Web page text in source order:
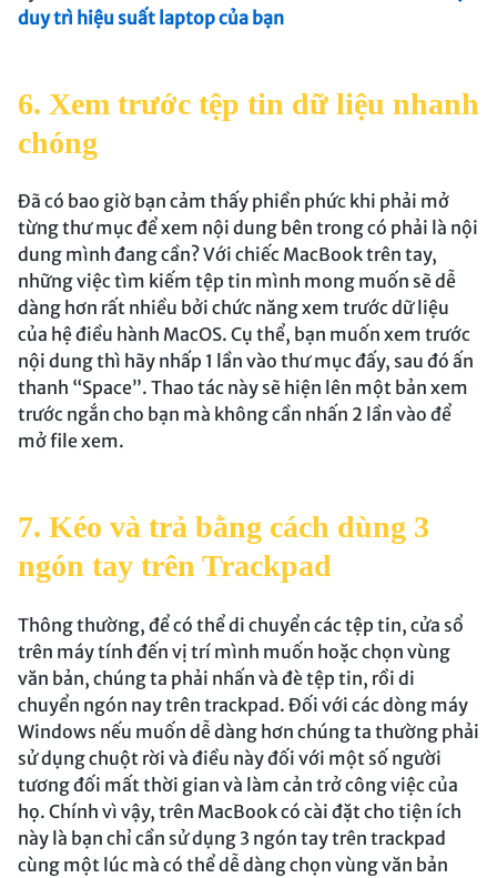
duy trì hiệu suất laptop của bạn
6. Xem trước tệp tin dữ liệu nhanh
chóng
Đã có bao giờ bạn cảm thấy phiền phức khi phải mở
từng thư mục để xem nội dung bên trong có phải là nội
dung mình đang cần? Với chiếc MacBook trên tay,
những việc tìm kiếm tệp tin mình mong muốn sẽ dễ
dàng hơn rất nhiều bởi chức năng xem trước dữ liệu
của hệ điều hành MacOS. Cụ thể, bạn muốn xem trước
nội dung thì hãy nhấp 1 lần vào thư mục đấy, sau đó ấn
thanh “Space”. Thao tác này sẽ hiện lên một bản xem
trước ngắn cho bạn mà không cần nhấn 2 lần vào để
mở file xem.
7. Kéo và trả bằng cách dùng 3
ngón tay trên Trackpad
Thông thường, để có thể di chuyển các tệp tin, cửa sổ
trên máy tính đến vị trí mình muốn hoặc chọn vùng
văn bản, chúng ta phải nhấn và đè tệp tin, rồi di
chuyển ngón nay trên trackpad. Đối với các dòng máy
Windows nếu muốn dễ dàng hơn chúng ta thường phải
sử dụng chuột rời và điều này đối với một số người
tương đối mất thời gian và làm cản trở công việc của
họ. Chính vì vậy, trên MacBook có cài đặt cho tiện ích
này là bạn chỉ cần sử dụng 3 ngón tay trên trackpad
cùng một lúc mà có thể dễ dàng chọn vùng văn bản